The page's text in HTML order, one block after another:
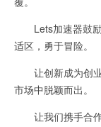
Lets加速器鼓励
适区，勇于冒险。
让创新成为创业
市场中脱颖而出。
让我们携手合作